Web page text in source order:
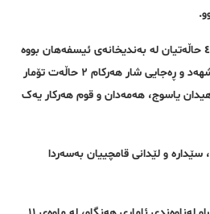
لەم ١٦ ژنە کە لەسێدارە دراون ٤ حاڵەتیان لە بەندیخانەی ئیسفەهان بووە
و لە بەندیخانەکانی کرمان، مەشهەد و ڕەجایی شار هەرکام ٢ حاڵەت تۆمار
یاسوج، هەمەدان و قوم هەرکار یەک
سێدارە و لێدانی قامچییان بەسەردا